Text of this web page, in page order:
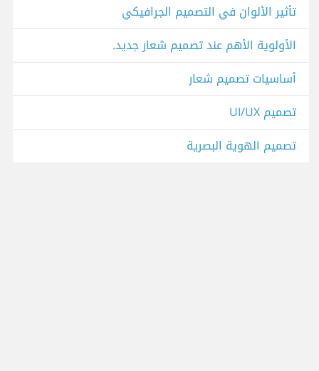
تأثير الألوان في التصميم الجرافيكي
الأولوية الأهم عند تصميم شعار جديد.
أساسيات تصميم شعار
تصميم UI/UX
تصميم الهوية البصرية